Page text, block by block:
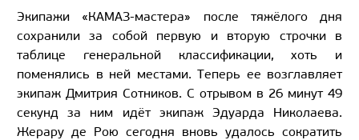
Экипажи «КАМАЗ-мастера» после тяжёлого дня
сохранили за собой первую и вторую строчки в
таблице генеральной классификации, хоть и
поменялись в ней местами. Теперь ее возглавляет
экипаж Дмитрия Сотников. С отрывом в 26 минут 49
секунд за ним идёт экипаж Эдуарда Николаева.
Жерару де Рою сегодня вновь удалось сократить